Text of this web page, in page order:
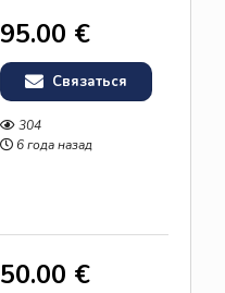
95.00 €
Связаться
304
6 года назад
50.00 €